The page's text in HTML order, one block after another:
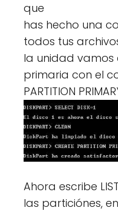
que
has hecho una
todos tus
la unidad
primaria con el
PARTITION
Ahora escribe
las particiónes,